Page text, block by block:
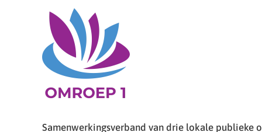
Samenwerkingsverband van drie lokale publieke